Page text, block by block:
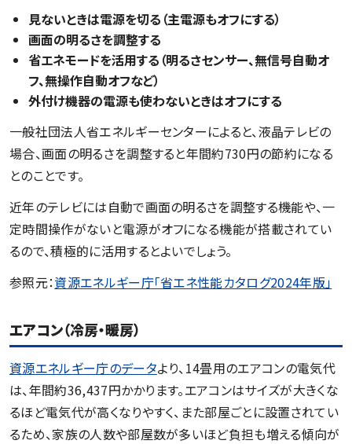
見ないときは電源を切る（主電源もオフにする）
画面の明るさを調整する
省エネモードを活用する（明るさセンサー、無信号自動オ
フ、無操作自動オフなど）
外付け機器の電源も使わないときはオフにする
一般社団法人省エネルギーセンターによると、液晶テレビの
場合、画面の明るさを調整すると年間約730円の節約になる
とのことです。
近年のテレビには自動で画面の明るさを調整する機能や、一
定時間操作がないと電源がオフになる機能が搭載されてい
るので、積極的に活用するとよいでしょう。
参照元：資源エネルギー庁「省エネ性能カタログ2024年版」
エアコン（冷房・暖房）
資源エネルギー庁のデータより、14畳用のエアコンの電気代
は、年間約36,437円かかります。エアコンはサイズが大きくな
るほど電気代が高くなりやすく、また部屋ごとに設置されてい
るため、家族の人数や部屋数が多いほど負担も増える傾向が